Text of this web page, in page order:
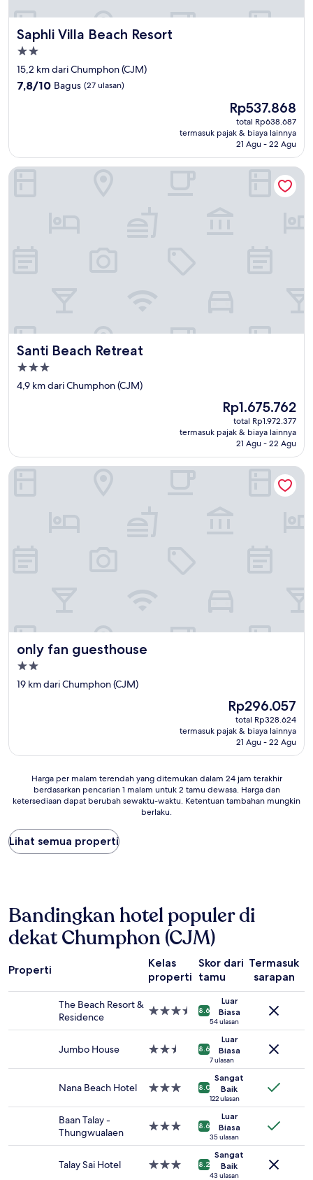
Saphli Villa Beach Resort
Saphli Villa Beach Resort
Properti
bintang
2.0
15,2 km dari Chumphon (CJM)
7.8
7,8/10 Bagus (27 ulasan)
Harga
sekarang
Rp537.868
Rp537.868
total Rp638.687
termasuk pajak & biaya lainnya
21 Agu - 22 Agu
Santi Beach Retreat
Santi Beach Retreat
Properti
bintang
4,9 km dari Chumphon (CJM)
Harga
sekarang
Rp1.675.762
Rp1.675.762
total Rp1.972.377
termasuk pajak & biaya lainnya
21 Agu - 22 Agu
Santi Beach Retreat
only fan guesthouse
only fan guesthouse
Properti
bintang
19 km dari Chumphon (CJM)
Harga
sekarang
Rp296.057
Rp296.057
total Rp328.624
termasuk pajak & biaya lainnya
21 Agu - 22 Agu
only fan guesthouse
Harga
malam
yang
ditemukan
dalam
berdasarkan
pencarian
malam
2
tamu
dewasa.
ketersediaan
sewaktu-
tambahan
Harga per malam terendah yang ditemukan dalam 24 jam terakhir
berdasarkan pencarian 1 malam untuk 2 tamu dewasa. Harga dan
ketersediaan dapat berubah sewaktu-waktu. Ketentuan tambahan mungkin
berlaku.
Lihat semua properti
Bandingkan hotel populer di
dekat Chumphon (CJM)
Properti
Kelas
properti
Skor dari
tamu
Termasuk
sarapan
The Beach Resort &
Residence
Properti
8.6
Luar
Biasa
54 ulasan
Jumbo House
Properti
8.6
Luar
Biasa
7 ulasan
Nana Beach Hotel
Properti
8.0
Sangat
Baik
122 ulasan
Baan Talay -
Thungwualaen
Properti
8.6
Luar
Biasa
35 ulasan
Talay Sai Hotel
Properti
8.2
Sangat
Baik
43 ulasan